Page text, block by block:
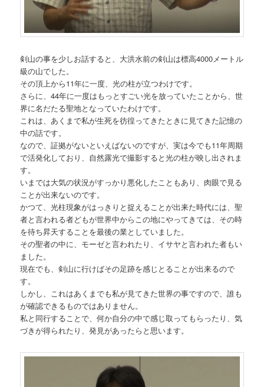
剣山の事を少しお話すると、大洪水前の剣山は標高4000メートル
級の山でした。
その頂上から11年に一度、光の柱が立つわけです。
さらに、44年に一度はもっとすごい光を放っていたことから、世
界に名だたる聖地となっていたわけです。
これは、あくまで私が生死を彷徨ってきたときに見てきた記憶の
中の話です。
なので、証拠がないといえばないのですが、実は今でも11年周期
で活発化しており、自然露光で撮影すると光の柱が映し出されま
す。
いまでは大気の状況がすっかり悪化したこともあり、肉眼で見る
ことが出来ないのです。
かつて、光柱現象がはっきりと捉えることが出来た時代には、聖
者と言われる者どもが世界中からこの地にやってきては、その時
を待ち昇天することを最後の業としていました。
その聖者の中に、モーゼと言われたり、イサヤと言われた者もい
ました。
現在でも、剣山に行けばその足跡を感じとることが出来るので
す。
しかし、これはあくまでも私が見てきた世界の事ですので、誰も
が確認できるものではありません。
私と同行することで、何か自分の中で感じ取ってもらったり、気
づきが得られたり、発見があったらと思います。